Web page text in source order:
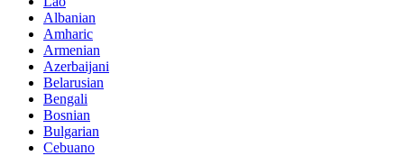
Albanian
Amharic
Armenian
Azerbaijani
Belarusian
Bengali
Bosnian
Bulgarian
Cebuano